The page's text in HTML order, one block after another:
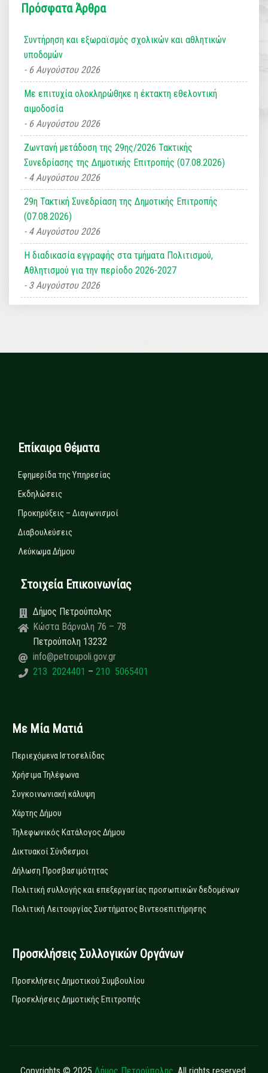
Πρόσφατα Άρθρα
Συντήρηση και εξωραϊσμός σχολικών και αθλητικών
υποδομών
6 Αυγούστου 2026
Με επιτυχία ολοκληρώθηκε η έκτακτη εθελοντική
αιμοδοσία
6 Αυγούστου 2026
Ζωντανή μετάδοση της 29ης/2026 Τακτικής
Συνεδρίασης της Δημοτικής Επιτροπής (07.08.2026)
4 Αυγούστου 2026
29η Τακτική Συνεδρίαση της Δημοτικής Επιτροπής
(07.08.2026)
4 Αυγούστου 2026
Η διαδικασία εγγραφής στα τμήματα Πολιτισμού,
Αθλητισμού για την περίοδο 2026-2027
3 Αυγούστου 2026
Επίκαιρα Θέματα
Εφημερίδα της Υπηρεσίας
Εκδηλώσεις
Προκηρύξεις – Διαγωνισμοί
Διαβουλεύσεις
Λεύκωμα Δήμου
Στοιχεία Επικοινωνίας
Δήμος Πετρούπολης
Κώστα Βάρναλη 76 – 78
Πετρούπολη 13232
info@petroupoli.gov.gr
213 2024401 – 210 5065401
Με Μία Ματιά
Περιεχόμενα Ιστοσελίδας
Χρήσιμα Τηλέφωνα
Συγκοινωνιακή κάλυψη
Χάρτης Δήμου
Τηλεφωνικός Κατάλογος Δήμου
Δικτυακοί Σύνδεσμοι
Δήλωση Προσβασιμότητας
Πολιτική συλλογής και επεξεργασίας προσωπικών δεδομένων
Πολιτική Λειτουργίας Συστήματος Βιντεοεπιτήρησης
Προσκλήσεις Συλλογικών Οργάνων
Προσκλήσεις Δημοτικού Συμβουλίου
Προσκλήσεις Δημοτικής Επιτροπής